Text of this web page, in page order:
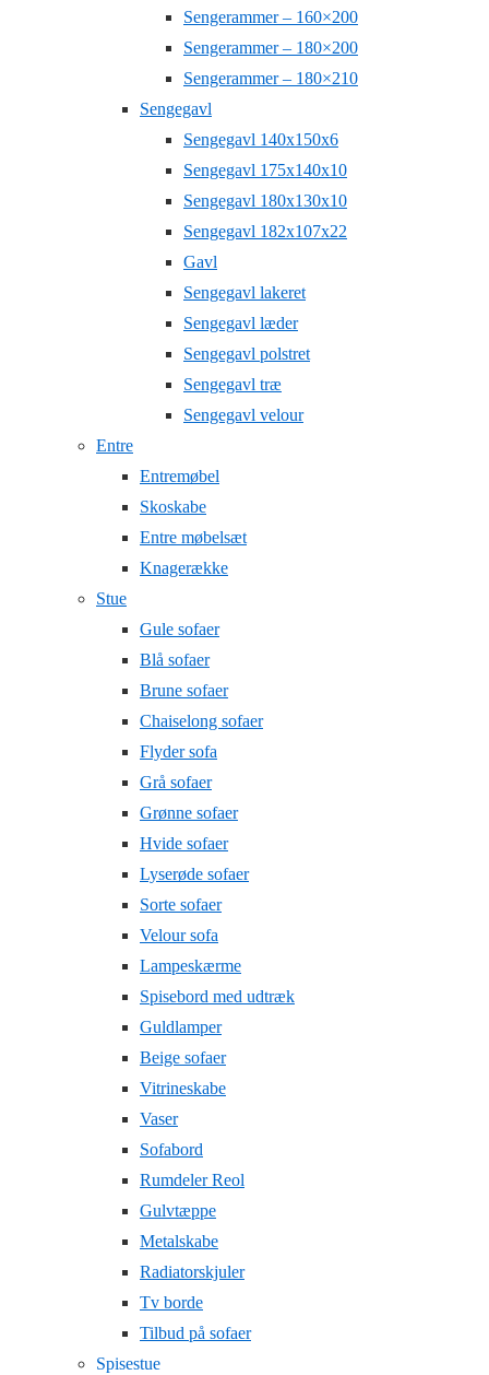
Sengerammer – 160×200
Sengerammer – 180×200
Sengerammer – 180×210
Sengegavl
Sengegavl 140x150x6
Sengegavl 175x140x10
Sengegavl 180x130x10
Sengegavl 182x107x22
Gavl
Sengegavl lakeret
Sengegavl læder
Sengegavl polstret
Sengegavl træ
Sengegavl velour
Entre
Entremøbel
Skoskabe
Entre møbelsæt
Knagerække
Stue
Gule sofaer
Blå sofaer
Brune sofaer
Chaiselong sofaer
Flyder sofa
Grå sofaer
Grønne sofaer
Hvide sofaer
Lyserøde sofaer
Sorte sofaer
Velour sofa
Lampeskærme
Spisebord med udtræk
Guldlamper
Beige sofaer
Vitrineskabe
Vaser
Sofabord
Rumdeler Reol
Gulvtæppe
Metalskabe
Radiatorskjuler
Tv borde
Tilbud på sofaer
Spisestue